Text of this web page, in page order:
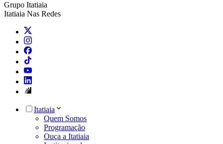
Grupo Itatiaia
Itatiaia Nas Redes
Itatiaia
Quem Somos
Programação
Ouça a Itatiaia